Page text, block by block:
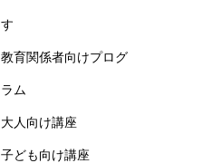
す
教育関係者向けプログ
ラム
大人向け講座
子ども向け講座